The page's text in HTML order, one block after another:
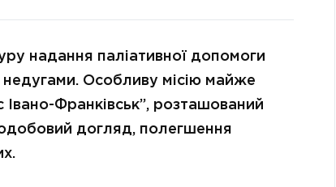
надання паліативної допомоги
недугами. Особливу місію майже
Франківськ”, розташований
догляд, полегшення